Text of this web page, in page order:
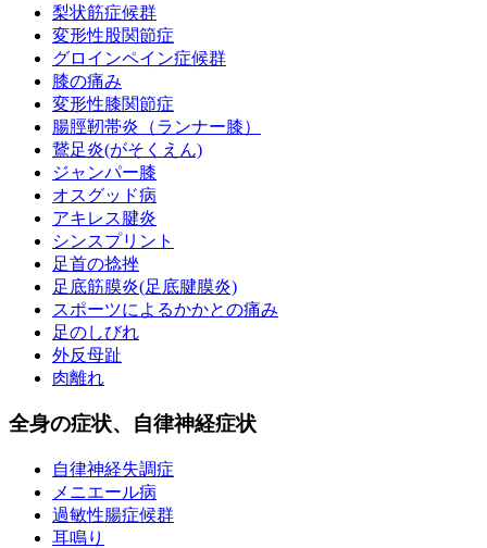
梨状筋症候群
変形性股関節症
グロインペイン症候群
膝の痛み
変形性膝関節症
腸脛靭帯炎（ランナー膝）
鵞足炎(がそくえん)
ジャンパー膝
オスグッド病
アキレス腱炎
シンスプリント
足首の捻挫
足底筋膜炎(足底腱膜炎)
スポーツによるかかとの痛み
足のしびれ
外反母趾
肉離れ
全身の症状、自律神経症状
自律神経失調症
メニエール病
過敏性腸症候群
耳鳴り